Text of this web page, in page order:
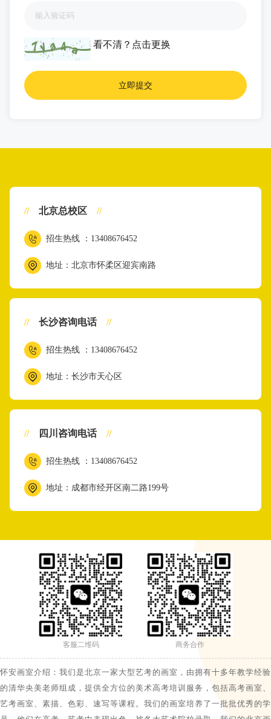
看不清？ 点击更换
// 北京总校区 //
招生热线 ：13408676452
地址：北京市怀柔区迎宾南路
// 长沙咨询电话 //
招生热线 ：13408676452
地址：长沙市天心区
// 四川咨询电话 //
招生热线 ：13408676452
地址：成都市经开区南二路199号
客服二维码 商务合作
怀安画室介绍：我们是北京一家大型艺考的画室，由拥有十多年教学经验
的清华央美老师组成，提供全方位的美术高考培训服务，包括高考画室、
艺考画室、素描、色彩、速写等课程。我们的画室培养了一批批优秀的学